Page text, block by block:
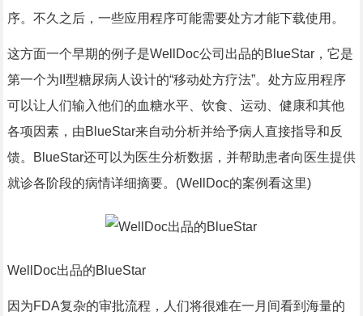
序。不久之后，一些应用程序可能需要处方才能下载使用。
这方面一个早期的例子是WellDoc公司出品的BlueStar，它是
第一个为II型糖尿病人设计的“移动处方疗法”。处方应用程序
可以让人们输入他们的血糖水平、饮食、运动、健康和其他
各项因素，由BlueStar来自动分析并给予病人直接指导和反
馈。BlueStar还可以为医生分析数据，并帮助患者向医生提供
就诊各阶段的病情详细摘要。(WellDoc的案例看这里)
WellDoc出品的BlueStar
因为FDA复杂的审批流程，人们将很难在一月间看到海量的